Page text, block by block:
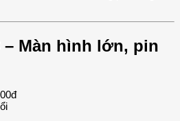
– Màn hình lớn, pin